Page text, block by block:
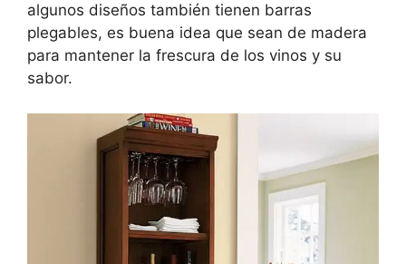
algunos diseños también tienen barras
plegables, es buena idea que sean de madera
para mantener la frescura de los vinos y su
sabor.